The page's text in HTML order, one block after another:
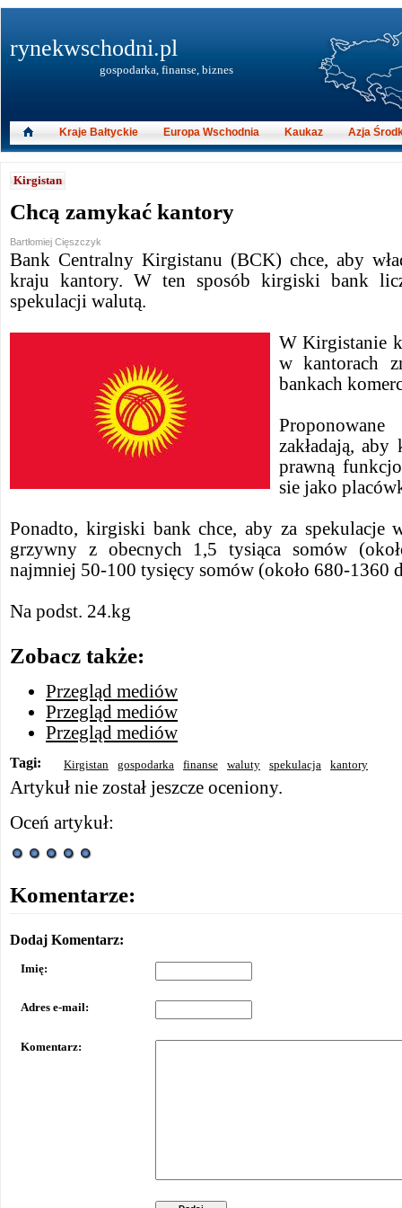
Kirgistan
Chcą zamykać kantory
Bartłomiej Cięszczyk
Bank Centralny Kirgistanu (BCK) chce, aby
kraju kantory. W ten sposób kirgiski bank
spekulacji walutą.
W Kirgistanie
w kantorach
bankach
zakładają,
prawną
sie jako
Ponadto, kirgiski bank chce, aby za spekulacje
grzywny z obecnych 1,5 tysiąca somów
najmniej 50-100 tysięcy somów (około 680-1360
Na podst. 24.kg
Zobacz także:
Przegląd mediów
Przegląd mediów
Przegląd mediów
Tagi: Kirgistan gospodarka finanse waluty spekulacja kantory
Artykuł nie został jeszcze oceniony.
Oceń artykuł:
Komentarze:
Dodaj Komentarz:
Imię:
Adres e-mail:
Komentarz:
rynekwschodni.pl
gospodarka, finanse, biznes
Kraje Bałtyckie Europa Wschodnia Kaukaz Azja